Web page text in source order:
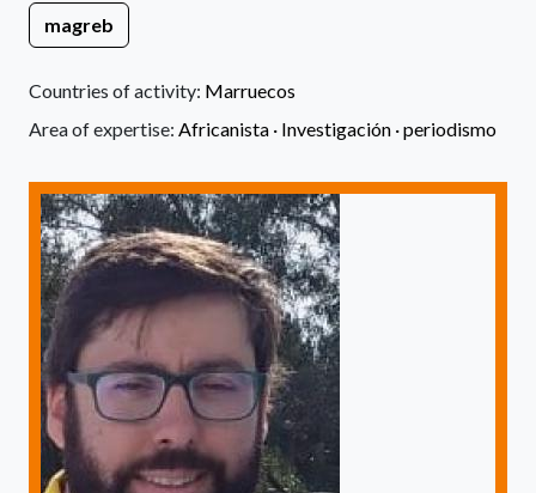
magreb
Countries of activity: Marruecos
Area of expertise: Africanista · Investigación ·periodismo